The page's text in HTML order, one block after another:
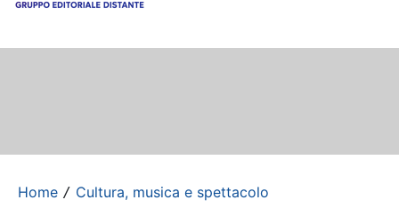
Home / Cultura, musica e spettacolo